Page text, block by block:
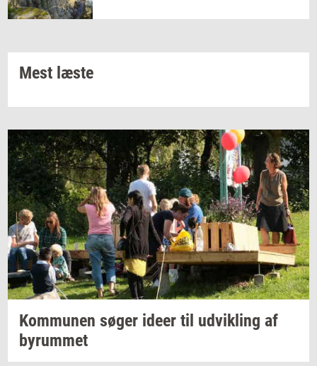
Mest læste
Kom­mu­nen søger ideer til ud­vik­ling af
byrum­met